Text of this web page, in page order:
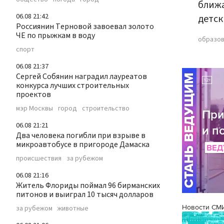
06.08 21:42
Россиянин Терновой завоевал золото
ЧЕ по прыжкам в воду
спорт
06.08 21:37
Сергей Собянин наградил лауреатов
конкурса лучших строительных
проектов
мэр Москвы город строительство
06.08 21:21
Два человека погибли при взрыве в
микроавтобусе в пригороде Дамаска
происшествия за рубежом
06.08 21:16
Житель Флориды поймал 96 бирманских
питонов и выиграл 10 тысяч долларов
за рубежом животные
Новости